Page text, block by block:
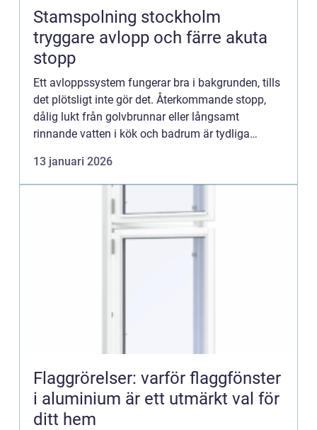
Stamspolning stockholm
tryggare avlopp och färre akuta
stopp
Ett avloppssystem fungerar bra i bakgrunden, tills
det plötsligt inte gör det. Återkommande stopp,
dålig lukt från golvbrunnar eller långsamt
rinnande vatten i kök och badrum är tydliga
Stockholm är regelbund...
13 januari 2026
Flaggrörelser: varför flaggfönster
i aluminium är ett utmärkt val för
ditt hem